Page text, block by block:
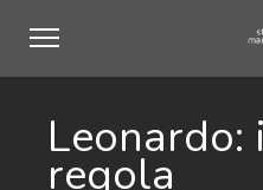
Leonardo:
regola